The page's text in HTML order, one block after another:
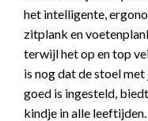
het intelligente,
zitplank en
terwijl het op en top
is nog dat de stoel
goed is ingesteld,
kindje in alle leeftijden.